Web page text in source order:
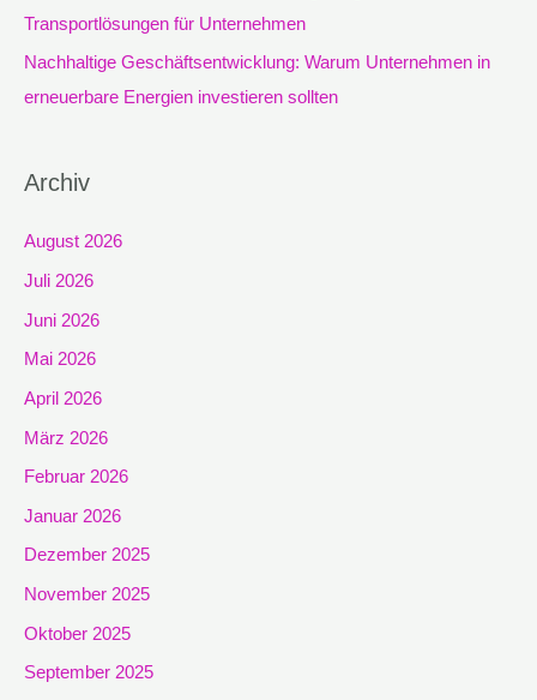
Transportlösungen für Unternehmen
Nachhaltige Geschäftsentwicklung: Warum Unternehmen in
erneuerbare Energien investieren sollten
Archiv
August 2026
Juli 2026
Juni 2026
Mai 2026
April 2026
März 2026
Februar 2026
Januar 2026
Dezember 2025
November 2025
Oktober 2025
September 2025